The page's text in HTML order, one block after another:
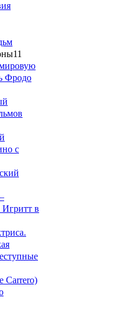
11
Фродо
с
Игритт в
Carrero)